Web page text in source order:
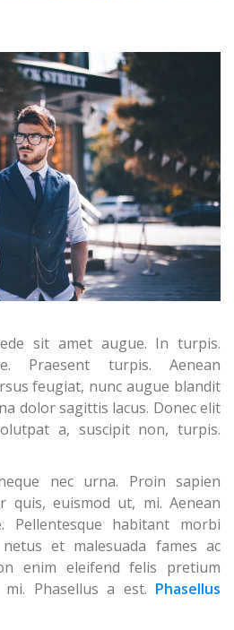
sit amet augue. In turpis.
Praesent turpis. Aenean
feugiat, nunc augue blandit
dolor sagittis lacus. Donec elit
a, suscipit non, turpis.
nec urna. Proin sapien
quis, euismod ut, mi. Aenean
Pellentesque habitant morbi
et malesuada fames ac
enim eleifend felis pretium
Phasellus a est. Phasellus